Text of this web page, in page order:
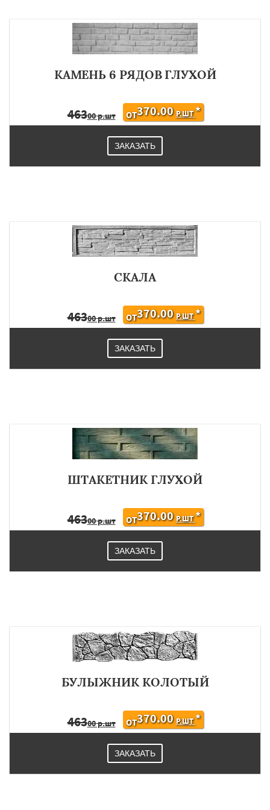
КАМЕНЬ 6 РЯДОВ ГЛУХОЙ
46300 р.шт ОТ370.00 Р.ШТ*
ЗАКАЗАТЬ
СКАЛА
46300 р.шт ОТ370.00 Р.ШТ*
ЗАКАЗАТЬ
ШТАКЕТНИК ГЛУХОЙ
46300 р.шт ОТ370.00 Р.ШТ*
ЗАКАЗАТЬ
БУЛЫЖНИК КОЛОТЫЙ
46300 р.шт ОТ370.00 Р.ШТ*
ЗАКАЗАТЬ